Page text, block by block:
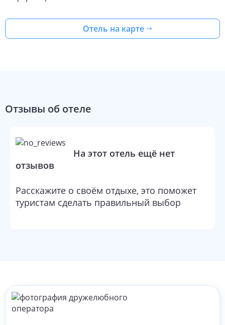
Отель на карте
Отзывы об отеле
На этот отель ещё нет
отзывов
Расскажите о своём отдыхе, это поможет
туристам сделать правильный выбор